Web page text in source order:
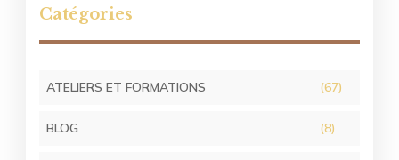
Catégories
ATELIERS ET FORMATIONS (67)
BLOG (8)